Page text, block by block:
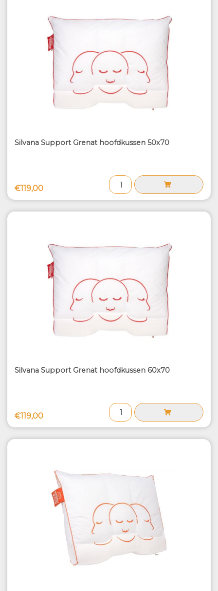
Silvana Support Grenat hoofdkussen 50x70
€119,00
Silvana Support Grenat hoofdkussen 60x70
€119,00